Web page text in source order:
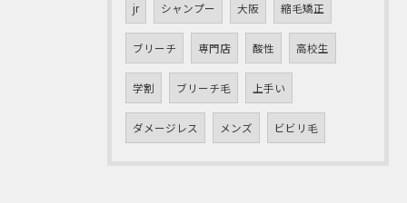
jr シャンプー 大阪 縮毛矯正
ブリーチ 専門店 酸性 高校生
学割 ブリーチ毛 上手い
ダメージレス メンズ ビビリ毛